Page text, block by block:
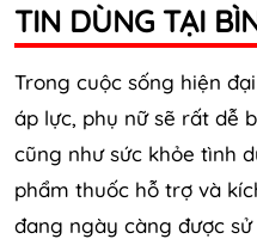
THUỐC VIÊN KÍCH DỤC NAM
SẢN PHẨM KHÁC
TIN TỨC & BLOG
TIN DÙNG TẠI
Trong cuộc sống hiện
áp lực, phụ nữ sẽ rất dễ
cũng như sức khỏe tình
phẩm thuốc hỗ trợ và
đang ngày càng được